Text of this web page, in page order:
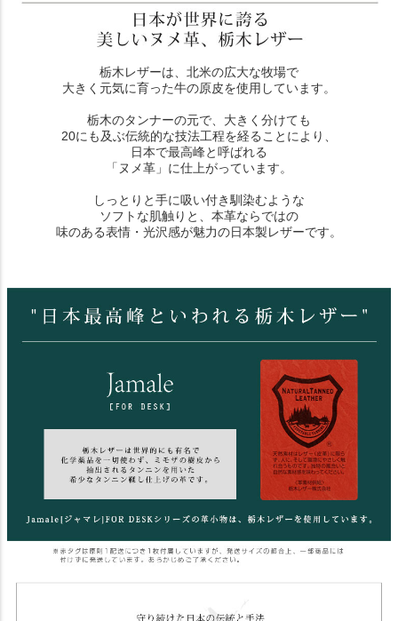
栃木レザーは、北米の広大な牧場で
大きく元気に育った牛の原皮を使用しています。
栃木のタンナーの元で、大きく分けても
20にも及ぶ伝統的な技法工程を経ることにより、
日本で最高峰と呼ばれる
「ヌメ革」に仕上がっています。
しっとりと手に吸い付き馴染むような
ソフトな肌触りと、本革ならではの
味のある表情・光沢感が魅力の日本製レザーです。